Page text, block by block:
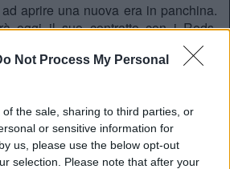
Not Process My Personal
the sale, sharing to third parties, or
or sensitive information for
us, please use the below opt-out
selection. Please note that after your
aprire una nuova era in panchina.
oggi il suo contratto con i Reds,
ormai definita in tutti i dettagli.
arrivare a breve da parte del club
basco sarebbe stato scelto
per guidare la squadra nel